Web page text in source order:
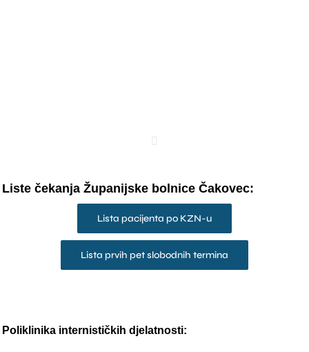
Liste čekanja Županijske bolnice Čakovec:
Lista pacijenta po KZN-u
Lista prvih pet slobodnih termina
Poliklinika internističkih djelatnosti: